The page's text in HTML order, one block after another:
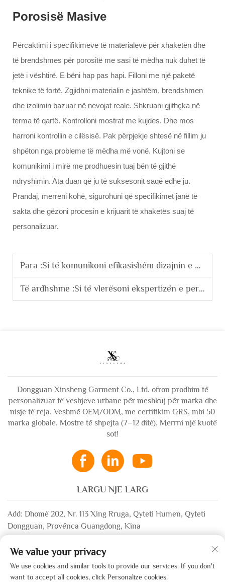
Porosisë Masive
Përcaktimi i specifikimeve të materialeve për xhaketën dhe
të brendshmes për porositë me sasi të mëdha nuk duhet të
jetë i vështirë. E bëni hap pas hapi. Filloni me një paketë
teknike të fortë. Zgjidhni materialin e jashtëm, brendshmen
dhe izolimin bazuar në nevojat reale. Shkruani gjithçka në
terma të qartë. Kontrolloni mostrat me kujdes. Dhe mos
harroni kontrollin e cilësisë. Pak përpjekje shtesë në fillim ju
shpëton nga probleme të mëdha më vonë. Kujtoni se
komunikimi i mirë me prodhuesin tuaj bën të gjithë
ndryshimin. Ata duan që ju të suksesonit saqë edhe ju.
Prandaj, merreni kohë, sigurohuni që specifikimet janë të
sakta dhe gëzoni procesin e krijuarit të xhaketës suaj të
personalizuar.
Para :Si të komunikoni efikasishëm dizajnin e një hoodiet të personalizuar me prodhuesit?
Të ardhshme :Si të vlerësoni ekspertizën e personalizimit të prodhuesve të veshjeve për bashkëpunimin me markën?
Dongguan Xinsheng Garment Co., Ltd. ofron prodhim të
personalizuar të veshjeve urbane për meshkuj për marka dhe
nisje të reja. Veshmë OEM/ODM, me certifikim GRS, mbi 50
marka globale. Mostre të shpejta (7–12 ditë). Merrni një kuotë
sot!
LARGU NJE LARG
Add: Dhomë 202, Nr. 113 Xing Rruga, Qyteti Humen, Qyteti
Dongguan, Provënca Guangdong, Kina
+86-13532483058
We value your privacy
We use cookies and similar tools to provide our services. If you don't
want to accept all cookies, click Personalize cookies.